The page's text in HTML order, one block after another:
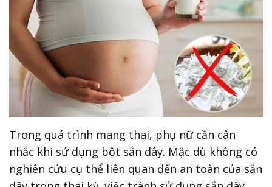
Trong quá trình mang thai, phụ nữ cần cân
nhắc khi sử dụng bột sắn dây. Mặc dù không có
nghiên cứu cụ thể liên quan đến an toàn của sắn